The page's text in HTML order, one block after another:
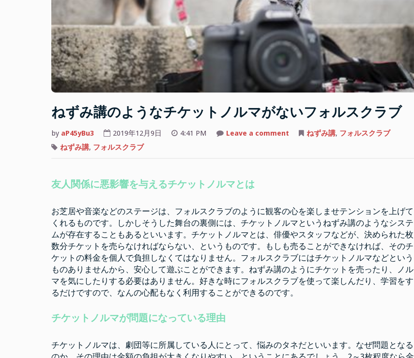
ねずみ講のようなチケットノルマがないフォルスクラブ
by aP45yBu3 2019年12月9日 4:41 PM Leave a commenton
ッ
ト
ノ
ル
マ
が
な
い
フ
ォ
ル
ス
ク
ラ
ねずみ講, フォルスクラブ
ねずみ講, フォルスクラブ
友人関係に悪影響を与えるチケットノルマとは
お芝居や音楽などのステージは、フォルスクラブのように観客の心を楽しませテンションを上げて
くれるものです。しかしそうした舞台の裏側には、チケットノルマというねずみ講のようなシステ
ムが存在することもあるといいます。チケットノルマとは、俳優やスタッフなどが、決められた枚
数分チケットを売らなければならない、というものです。もしも売ることができなければ、そのチ
ケットの料金を個人で負担しなくてはなりません。フォルスクラブにはチケットノルマなどという
ものありませんから、安心して遊ぶことができます。ねずみ講のようにチケットを売ったり、ノル
マを気にしたりする必要はありません。好きな時にフォルスクラブを使って楽しんだり、学習をす
るだけですので、なんの心配もなく利用することができるのです。
チケットノルマが問題になっている理由
チケットノルマは、劇団等に所属している人にとって、悩みのタネだといいます。なぜ問題となる